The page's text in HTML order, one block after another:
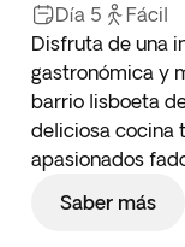
Día 5
Fácil
Disfruta de una
gastronómica y
barrio lisboeta
deliciosa cocina
apasionados
Saber más